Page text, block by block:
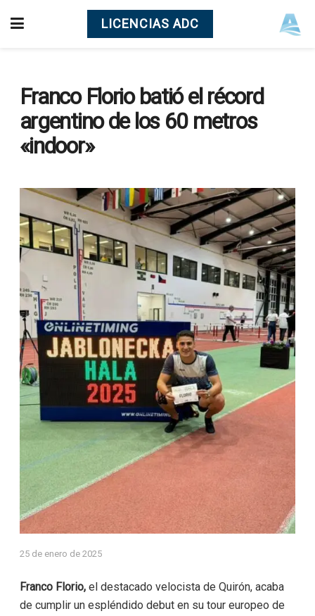
LICENCIAS ADC
Franco Florio batió el récord
argentino de los 60 metros
«indoor»
25 de enero de 2025
Franco Florio,el destacado velocista de Quirón, acaba
de cumplir un espléndido debut en su tour europeo de